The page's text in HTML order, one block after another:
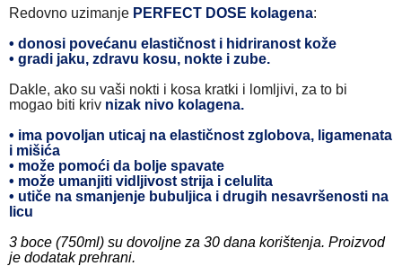
Redovno uzimanje PERFECT DOSE kolagena:
• donosi povećanu elastičnost i hidriranost kože
• gradi jaku, zdravu kosu, nokte i zube.
Dakle, ako su vaši nokti i kosa kratki i lomljivi, za to bi
mogao biti kriv nizak nivo kolagena.
• ima povoljan uticaj na elastičnost zglobova, ligamenata
i mišića
• može pomoći da bolje spavate
• može umanjiti vidljivost strija i celulita
• utiče na smanjenje bubuljica i drugih nesavršenosti na
licu
3 boce (750ml) su dovoljne za 30 dana korištenja. Proizvod
je dodatak prehrani.